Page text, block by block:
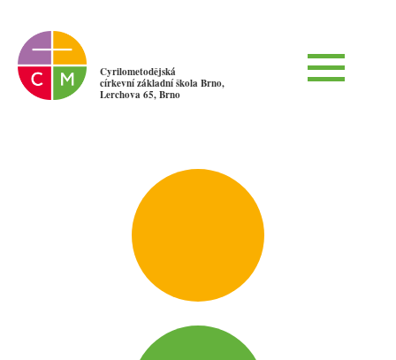
Cyrilometodějská
církevní základní škola Brno,
Lerchova 65, Brno